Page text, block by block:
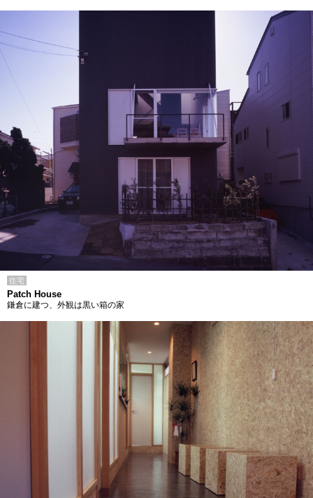
住宅
Patch House
鎌倉に建つ、外観は黒い箱の家